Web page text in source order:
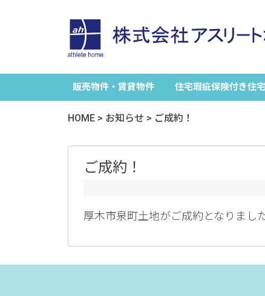
販売物件・賃貸物件 住宅瑕疵保険付き住宅
HOME > お知らせ > ご成約！
ご成約！
厚木市泉町土地がご成約となりまし